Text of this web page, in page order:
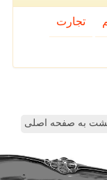
تجارت
به صفحه اصلی